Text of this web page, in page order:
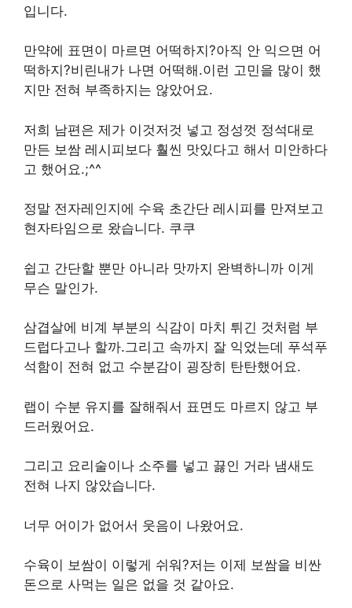
입니다.
만약에 표면이 마르면 어떡하지?아직 안 익으면 어
떡하지?비린내가 나면 어떡해.이런 고민을 많이 했
지만 전혀 부족하지는 않았어요.
저희 남편은 제가 이것저것 넣고 정성껏 정석대로
만든 보쌈 레시피보다 훨씬 맛있다고 해서 미안하다
고 했어요.;^^
정말 전자레인지에 수육 초간단 레시피를 만져보고
현자타임으로 왔습니다. 쿠쿠
쉽고 간단할 뿐만 아니라 맛까지 완벽하니까 이게
무슨 말인가.
삼겹살에 비계 부분의 식감이 마치 튀긴 것처럼 부
드럽다고나 할까.그리고 속까지 잘 익었는데 푸석푸
석함이 전혀 없고 수분감이 굉장히 탄탄했어요.
랩이 수분 유지를 잘해줘서 표면도 마르지 않고 부
드러웠어요.
그리고 요리술이나 소주를 넣고 끓인 거라 냄새도
전혀 나지 않았습니다.
너무 어이가 없어서 웃음이 나왔어요.
수육이 보쌈이 이렇게 쉬워?저는 이제 보쌈을 비싼
돈으로 사먹는 일은 없을 것 같아요.